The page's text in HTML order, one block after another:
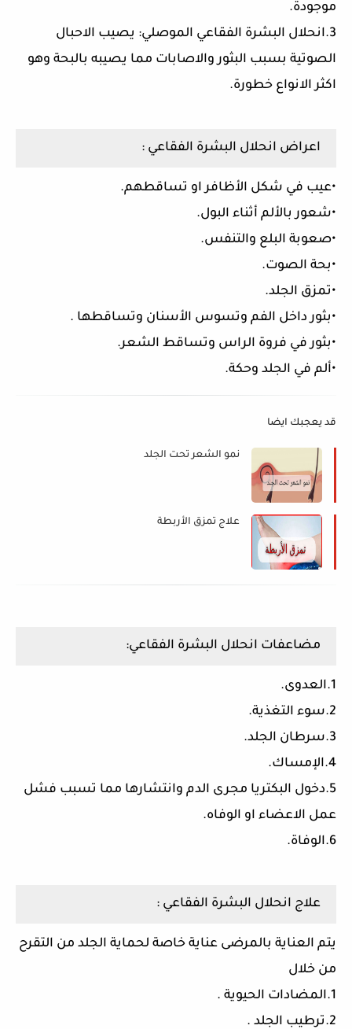
موجودة.
3.انحلال البشرة الفقاعي الموصلي: يصيب الاحبال
الصوتية بسبب البثور والاصابات مما يصيبه بالبحة وهو
اكثر الانواع خطورة.
اعراض انحلال البشرة الفقاعي :
•عيب في شكل الأظافر او تساقطهم.
•شعور بالألم أثناء البول.
•صعوبة البلع والتنفس.
•بحة الصوت.
•تمزق الجلد.
•بثور داخل الفم وتسوس الأسنان وتساقطها .
•بثور في فروة الراس وتساقط الشعر.
•ألم في الجلد وحكة.
قد يعجبك ايضا
نمو الشعر تحت الجلد
علاج تمزق الأربطة
مضاعفات انحلال البشرة الفقاعي:
1.العدوى.
2.سوء التغذية.
3.سرطان الجلد.
4.الإمساك.
5.دخول البكتريا مجرى الدم وانتشارها مما تسبب فشل
عمل الاعضاء او الوفاه.
6.الوفاة.
علاج انحلال البشرة الفقاعي :
يتم العناية بالمرضى عناية خاصة لحماية الجلد من التقرح
من خلال
1.المضادات الحيوية .
2.ترطيب الجلد .